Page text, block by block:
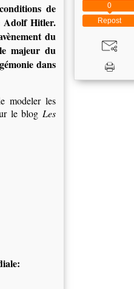
de
Hitler.
du
majeur du
dans
modeler les
le blog Les
Repost
0